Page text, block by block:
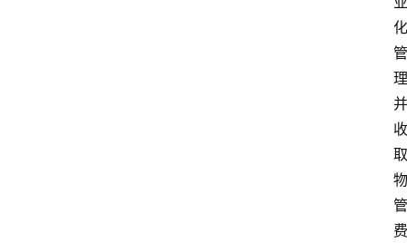
化
管
理
并
收
取
物
管
费